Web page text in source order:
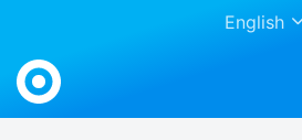
English
Work.ua